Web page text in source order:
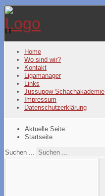
Home
Wo sind wir?
Kontakt
Ligamanager
Links
Jussupow Schachakademie
Impressum
Datenschutzerklärung
Aktuelle Seite:
Startseite
Suchen ...
Year
Month
Year
Month